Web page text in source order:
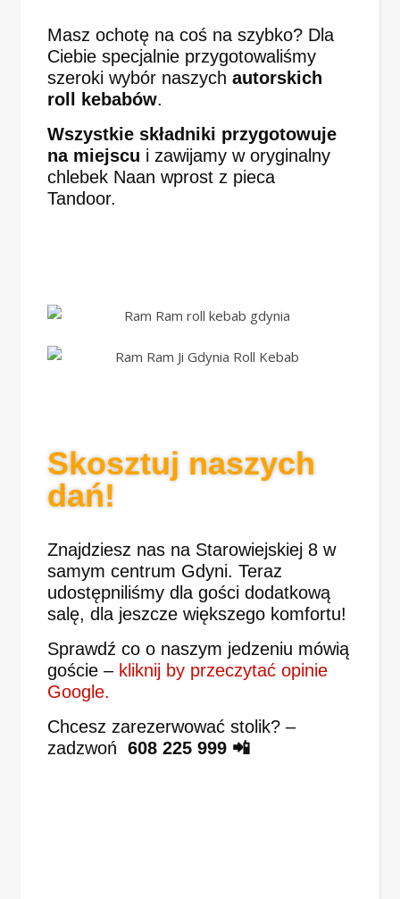
Masz ochotę na coś na szybko? Dla
Ciebie specjalnie przygotowaliśmy
szeroki wybór naszych autorskich
roll kebabów.
Wszystkie składniki przygotowuje
na miejscu i zawijamy w oryginalny
chlebek Naan wprost z pieca
Tandoor.
Skosztuj naszych
dań!
Znajdziesz nas na Starowiejskiej 8 w
samym centrum Gdyni. Teraz
udostępniliśmy dla gości dodatkową
salę, dla jeszcze większego komfortu!
Sprawdź co o naszym jedzeniu mówią
goście – kliknij by przeczytać opinie
Google.
Chcesz zarezerwować stolik? –
zadzwoń 608 225 999 📲